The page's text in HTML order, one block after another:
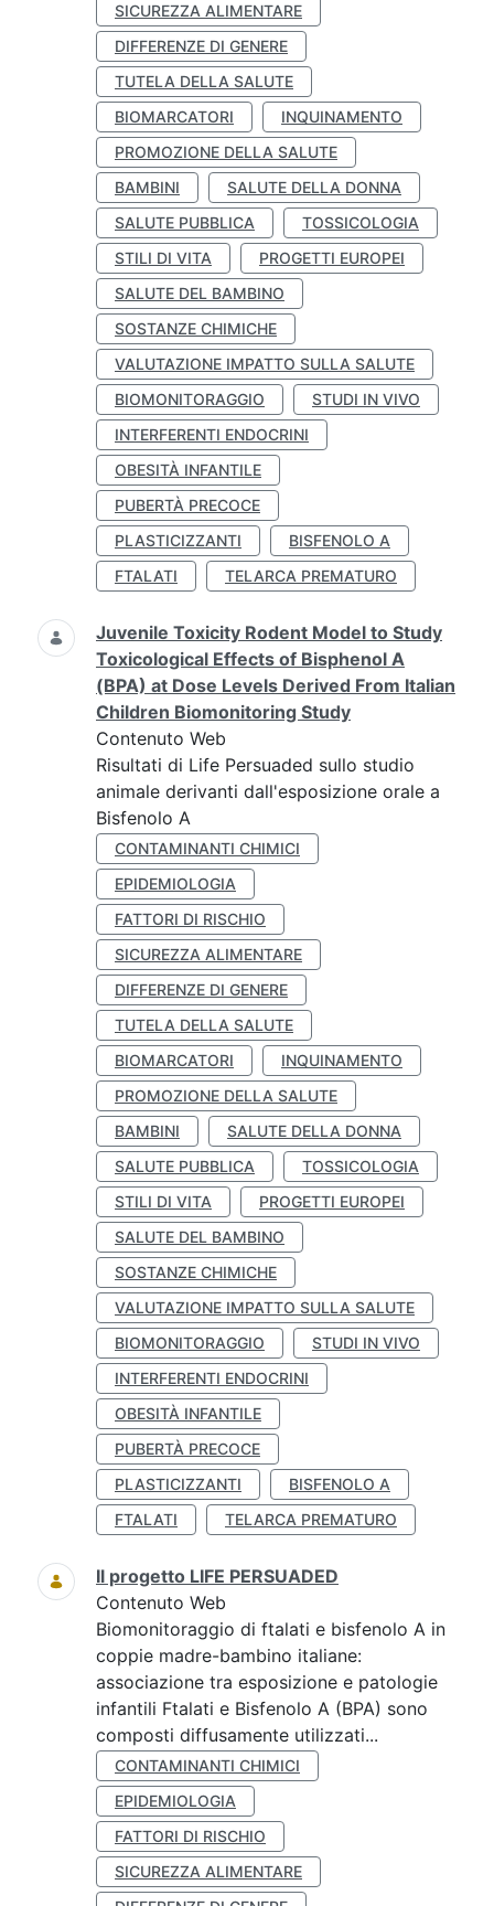
SICUREZZA ALIMENTARE
DIFFERENZE DI GENERE
TUTELA DELLA SALUTE
BIOMARCATORI
INQUINAMENTO
PROMOZIONE DELLA SALUTE
BAMBINI
SALUTE DELLA DONNA
SALUTE PUBBLICA
TOSSICOLOGIA
STILI DI VITA
PROGETTI EUROPEI
SALUTE DEL BAMBINO
SOSTANZE CHIMICHE
VALUTAZIONE IMPATTO SULLA SALUTE
BIOMONITORAGGIO
STUDI IN VIVO
INTERFERENTI ENDOCRINI
OBESITÀ INFANTILE
PUBERTÀ PRECOCE
PLASTICIZZANTI
BISFENOLO A
FTALATI
TELARCA PREMATURO
Juvenile Toxicity Rodent Model to Study
Toxicological Effects of Bisphenol A
(BPA) at Dose Levels Derived From Italian
Children Biomonitoring Study
Contenuto Web
Risultati di Life Persuaded sullo studio
animale derivanti dall'esposizione orale a
Bisfenolo A
CONTAMINANTI CHIMICI
EPIDEMIOLOGIA
FATTORI DI RISCHIO
SICUREZZA ALIMENTARE
DIFFERENZE DI GENERE
TUTELA DELLA SALUTE
BIOMARCATORI
INQUINAMENTO
PROMOZIONE DELLA SALUTE
BAMBINI
SALUTE DELLA DONNA
SALUTE PUBBLICA
TOSSICOLOGIA
STILI DI VITA
PROGETTI EUROPEI
SALUTE DEL BAMBINO
SOSTANZE CHIMICHE
VALUTAZIONE IMPATTO SULLA SALUTE
BIOMONITORAGGIO
STUDI IN VIVO
INTERFERENTI ENDOCRINI
OBESITÀ INFANTILE
PUBERTÀ PRECOCE
PLASTICIZZANTI
BISFENOLO A
FTALATI
TELARCA PREMATURO
Il progetto LIFE PERSUADED
Contenuto Web
Biomonitoraggio di ftalati e bisfenolo A in
coppie madre-bambino italiane:
associazione tra esposizione e patologie
infantili Ftalati e Bisfenolo A (BPA) sono
composti diffusamente utilizzati...
CONTAMINANTI CHIMICI
EPIDEMIOLOGIA
FATTORI DI RISCHIO
SICUREZZA ALIMENTARE